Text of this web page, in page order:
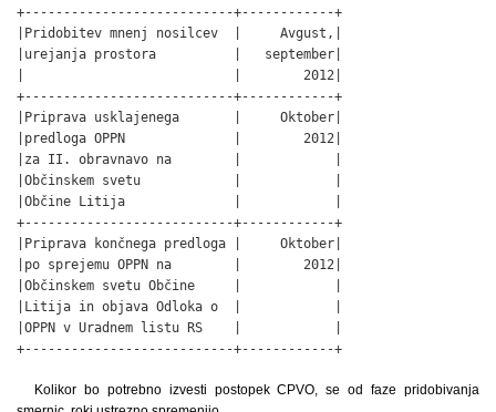
+---------------------------+------------+
|Pridobitev mnenj nosilcev  |     Avgust,|
|urejanja prostora          |   september|
|                           |        2012|
+---------------------------+------------+
|Priprava usklajenega       |     Oktober|
|predloga OPPN              |        2012|
|za II. obravnavo na        |            |
|Občinskem svetu            |            |
|Občine Litija              |            |
+---------------------------+------------+
|Priprava končnega predloga |     Oktober|
|po sprejemu OPPN na        |        2012|
|Občinskem svetu Občine     |            |
|Litija in objava Odloka o  |            |
|OPPN v Uradnem listu RS    |            |
+---------------------------+------------+
Kolikor bo potrebno izvesti postopek CPVO, se od faze pridobivanja